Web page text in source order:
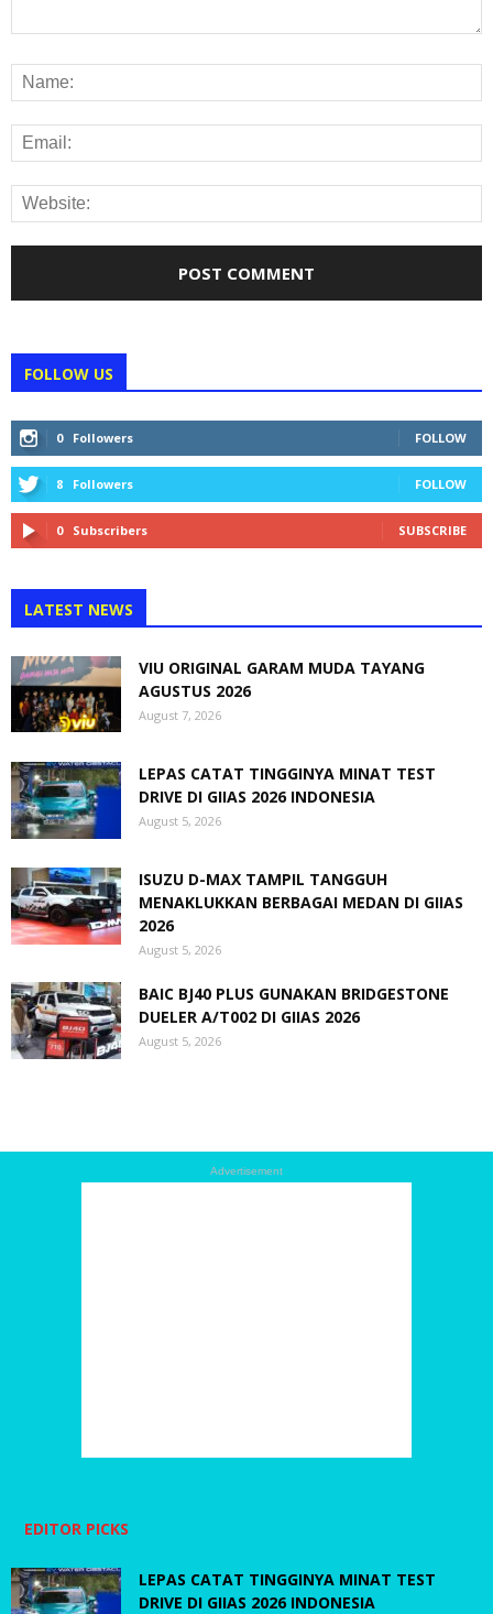
FOLLOW US
0 Followers FOLLOW
8 Followers FOLLOW
0 Subscribers SUBSCRIBE
LATEST NEWS
VIU ORIGINAL GARAM MUDA TAYANG
AGUSTUS 2026
August 7, 2026
LEPAS CATAT TINGGINYA MINAT TEST
DRIVE DI GIIAS 2026 INDONESIA
August 5, 2026
ISUZU D-MAX TAMPIL TANGGUH
MENAKLUKKAN BERBAGAI MEDAN DI GIIAS
2026
August 5, 2026
BAIC BJ40 PLUS GUNAKAN BRIDGESTONE
DUELER A/T002 DI GIIAS 2026
August 5, 2026
Advertisement
EDITOR PICKS
LEPAS CATAT TINGGINYA MINAT TEST
DRIVE DI GIIAS 2026 INDONESIA